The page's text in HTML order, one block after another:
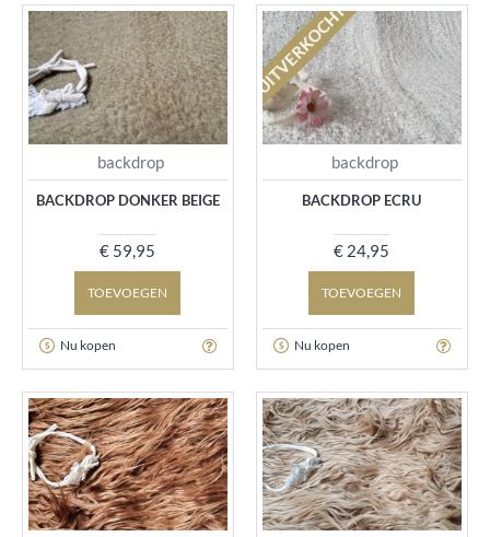
backdrop
BACKDROP DONKER BEIGE
€ 59,95
TOEVOEGEN
Nu kopen
UITVERKOCHT
backdrop
BACKDROP ECRU
€ 24,95
TOEVOEGEN
Nu kopen